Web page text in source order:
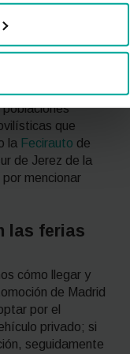
especiales y un
pueden exhibir
que
la Fecirauto de
de Jerez de la
mencionar
las ferias
cómo llegar y
de Madrid
por el
privado; si
seguidamente